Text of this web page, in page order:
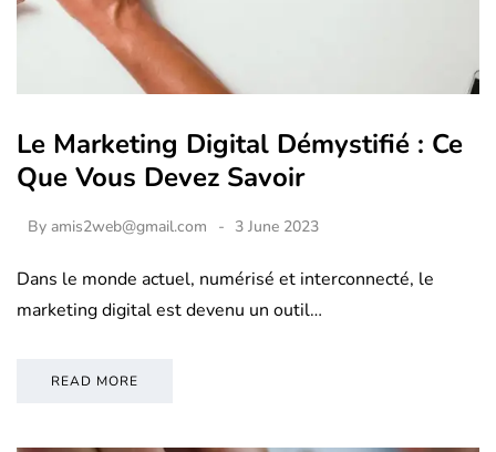
Le Marketing Digital Démystifié : Ce
Que Vous Devez Savoir
By amis2web@gmail.com 3 June 2023
Dans le monde actuel, numérisé et interconnecté, le
marketing digital est devenu un outil…
READ MORE